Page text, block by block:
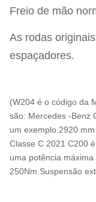
Freio de mão
As rodas
espaçadores.
(W204 é o código da
são: Mercedes -Benz
um exemplo.2920
Classe C 2021 C200
uma potência
250Nm.Suspensão